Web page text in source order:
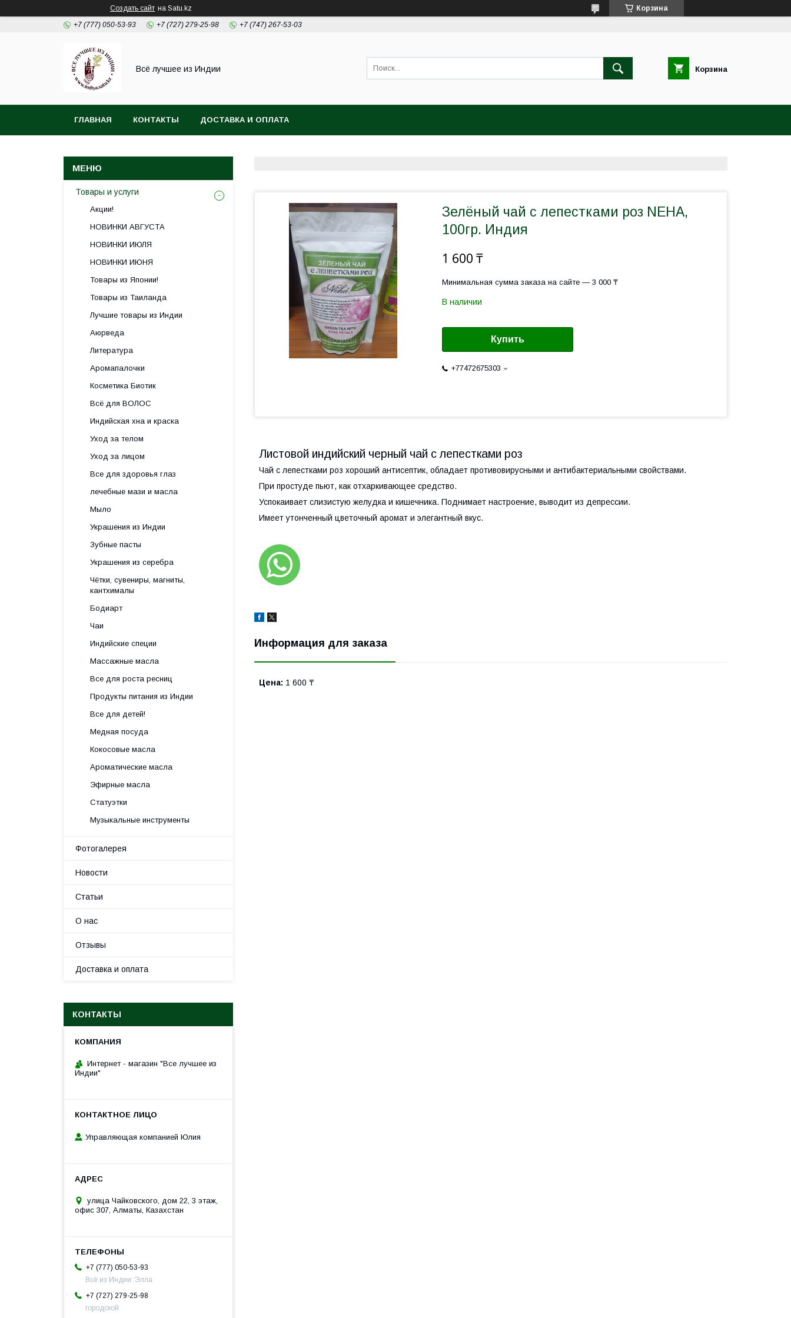
Создать сайт на Satu.kz Корзина
+7 (777) 050-53-93 +7 (727) 279-25-98 +7 (747) 267-53-03
Всё лучшее из Индии Корзина
ГЛАВНАЯ КОНТАКТЫ ДОСТАВКА И ОПЛАТА
Зелёный чай с лепестками роз NEHA,
100гр. Индия
1 600 ₸
Минимальная сумма заказа на сайте — 3 000 ₸
В наличии
Купить
+77472675303
Листовой индийский черный чай с лепестками роз
Чай с лепестками роз хороший антисептик, обладает противовирусными и антибактериальными свойствами.
При простуде пьют, как отхаркивающее средство.
Успокаивает слизистую желудка и кишечника. Поднимает настроение, выводит из депрессии.
Имеет утонченный цветочный аромат и элегантный вкус.
Информация для заказа
Цена: 1 600 ₸
Товары и услуги
Акции!
НОВИНКИ АВГУСТА
НОВИНКИ ИЮЛЯ
НОВИНКИ ИЮНЯ
Товары из Японии!
Товары из Таиланда
Лучшие товары из Индии
Аюрведа
Литература
Аромапалочки
Косметика Биотик
Всё для ВОЛОС
Индийская хна и краска
Уход за телом
Уход за лицом
Все для здоровья глаз
лечебные мази и масла
Мыло
Украшения из Индии
Зубные пасты
Украшения из серебра
Чётки, сувениры, магниты,
кантхималы
Бодиарт
Чаи
Индийские специи
Массажные масла
Все для роста ресниц
Продукты питания из Индии
Все для детей!
Медная посуда
Кокосовые масла
Ароматические масла
Эфирные масла
Статуэтки
Музыкальные инструменты
Фотогалерея
Новости
Статьи
О нас
Отзывы
Доставка и оплата
КОНТАКТЫ
Интернет - магазин "Все лучшее из
Индии"
Управляющая компанией Юлия
улица Чайковского, дом 22, 3 этаж,
офис 307, Алматы, Казахстан
+7 (777) 050-53-93
Всё из Индии: Элла
+7 (727) 279-25-98
городской